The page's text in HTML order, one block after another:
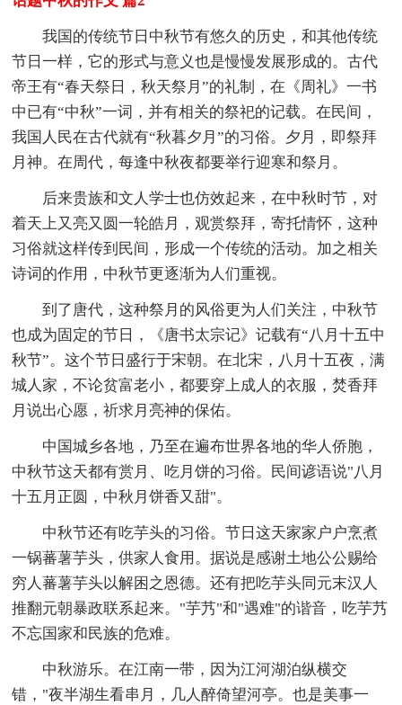
我国的传统节日中秋节有悠久的历史，和其他传统
节日一样，它的形式与意义也是慢慢发展形成的。古代
帝王有“春天祭日，秋天祭月”的礼制，在《周礼》一书
中已有“中秋”一词，并有相关的祭祀的记载。在民间，
我国人民在古代就有“秋暮夕月”的习俗。夕月，即祭拜
月神。在周代，每逢中秋夜都要举行迎寒和祭月。
后来贵族和文人学士也仿效起来，在中秋时节，对
着天上又亮又圆一轮皓月，观赏祭拜，寄托情怀，这种
习俗就这样传到民间，形成一个传统的活动。加之相关
诗词的作用，中秋节更逐渐为人们重视。
到了唐代，这种祭月的风俗更为人们关注，中秋节
也成为固定的节日，《唐书太宗记》记载有“八月十五中
秋节”。这个节日盛行于宋朝。在北宋，八月十五夜，满
城人家，不论贫富老小，都要穿上成人的衣服，焚香拜
月说出心愿，祈求月亮神的保佑。
中国城乡各地，乃至在遍布世界各地的华人侨胞，
中秋节这天都有赏月、吃月饼的习俗。民间谚语说"八月
十五月正圆，中秋月饼香又甜"。
中秋节还有吃芋头的习俗。节日这天家家户户烹煮
一锅蕃薯芋头，供家人食用。据说是感谢土地公公赐给
穷人蕃薯芋头以解困之恩德。还有把吃芋头同元末汉人
推翻元朝暴政联系起来。"芋艿"和"遇难"的谐音，吃芋艿
不忘国家和民族的危难。
中秋游乐。在江南一带，因为江河湖泊纵横交
错，"夜半湖生看串月，几人醉倚望河亭。也是美事一